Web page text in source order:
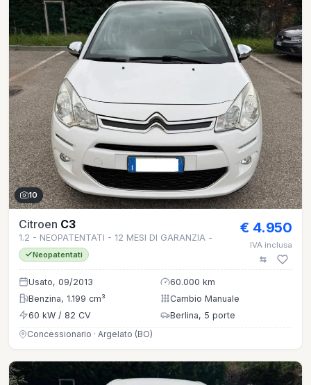
10
Citroen C3
1.2 - NEOPATENTATI - 12 MESI DI GARANZIA -
Neopatentati
€ 4.950
IVA inclusa
Usato, 09/2013
60.000 km
Benzina, 1.199 cm³
Cambio Manuale
60 kW / 82 CV
Berlina, 5 porte
Concessionario · Argelato (BO)